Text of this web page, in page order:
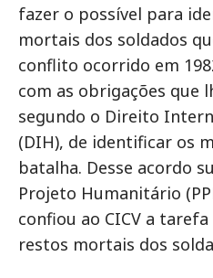
fazer o possível para
mortais dos soldados
conflito ocorrido em
com as obrigações que
segundo o Direito
(DIH), de identificar os
batalha. Desse acordo
Projeto Humanitário
confiou ao CICV a
restos mortais dos